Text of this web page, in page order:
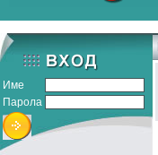
Име
Парола